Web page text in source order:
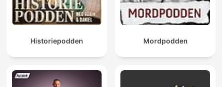
Historiepodden Mordpodden